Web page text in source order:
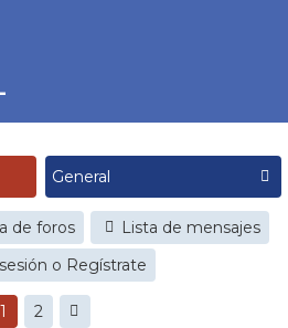
de foros
Lista de mensajes
o Regístrate
1 2